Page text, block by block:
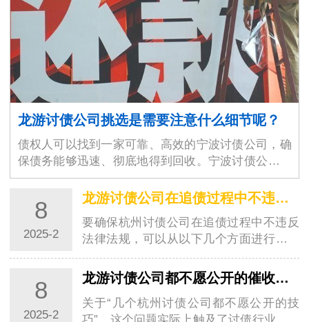
龙游讨债公司挑选是需要注意什么细节呢？
债权人可以找到一家可靠、高效的宁波讨债公司，确
保债务能够迅速、彻底地得到回收。宁波讨债公司的
选择不仅仅是为了解决眼前的经济问题，更是为了维
护商业环境的稳定与良好运作。随着商业交易的增加
和…8
2025-2
龙游讨债公司在追债过程中不违反法律法规？
要确保杭州讨债公司在追债过程中不违反
法律法规，可以从以下几个方面进行考虑
和操作：一、明确杭州讨债公司的合法性
杭州讨债公司如果以信息咨询公司、调查
公司或者其他名义从事催收工作，在遵守
相关法…
8
2025-2
龙游讨债公司都不愿公开的催收技巧
关于“几个杭州讨债公司都不愿公开的技